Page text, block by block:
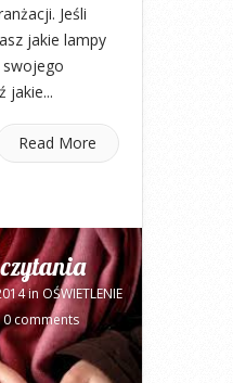
Jeśli
jakie lampy
jakie...
Read More
inOŚWIETLENIE
0 comments